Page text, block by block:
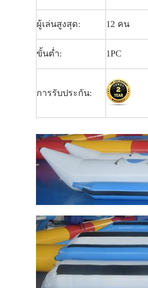
ผู้เล่นสูงสุด: 12 คน
ขั้นต่ำ: 1PC
การรับประกัน: